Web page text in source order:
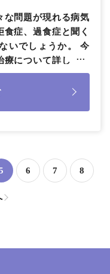
な問題が現れる病気
症、過食症と聞く
いでしょうか。 今
について詳しく解
[…]
6 7 8